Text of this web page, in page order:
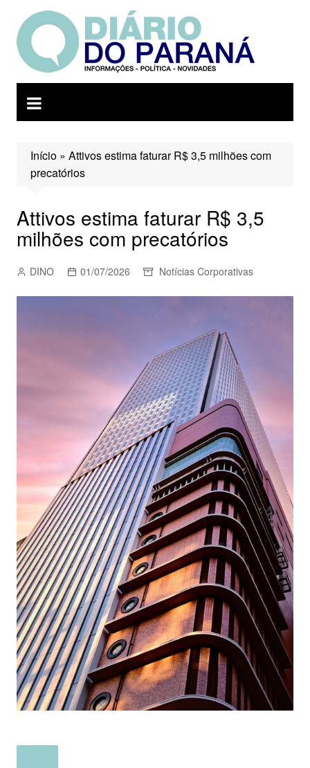
para
conteúdo
Início» Attivos estima faturar R$ 3,5 milhões com
precatórios
Attivos estima faturar R$ 3,5
milhões com precatórios
DINO 01/07/2026 Notícias Corporativas